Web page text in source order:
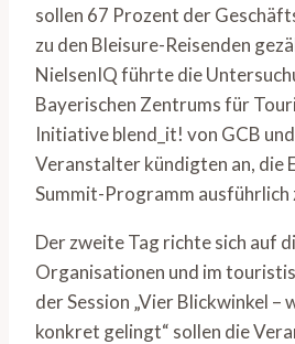
sollen 67 Prozent der
zu den Bleisure-Reisenden
NielsenIQ führte die
Bayerischen Zentrums für
Initiative blend_it! von GCB
Veranstalter kündigten an, die
Summit-Programm ausführlich
Der zweite Tag richte sich auf
Organisationen und im
der Session „Vier Blickwinkel –
konkret gelingt“ sollen die